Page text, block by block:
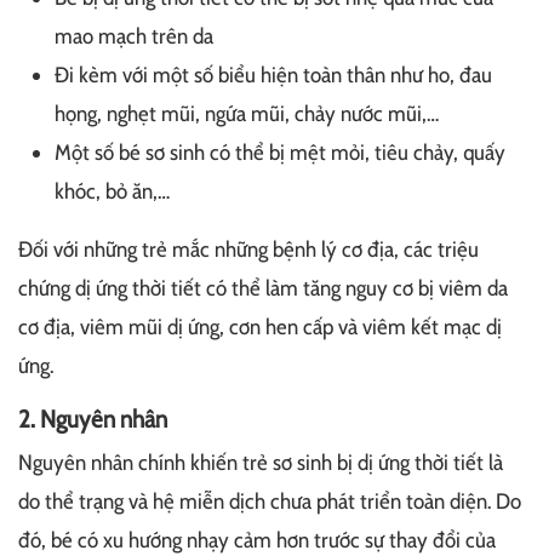
mao mạch trên da
Đi kèm với một số biểu hiện toàn thân như ho, đau
họng, nghẹt mũi, ngứa mũi, chảy nước mũi,…
Một số bé sơ sinh có thể bị mệt mỏi, tiêu chảy, quấy
khóc, bỏ ăn,…
Đối với những trẻ mắc những bệnh lý cơ địa, các triệu
chứng dị ứng thời tiết có thể làm tăng nguy cơ bị viêm da
cơ địa, viêm mũi dị ứng, cơn hen cấp và viêm kết mạc dị
ứng.
2. Nguyên nhân
Nguyên nhân chính khiến trẻ sơ sinh bị dị ứng thời tiết là
do thể trạng và hệ miễn dịch chưa phát triển toàn diện. Do
đó, bé có xu hướng nhạy cảm hơn trước sự thay đổi của